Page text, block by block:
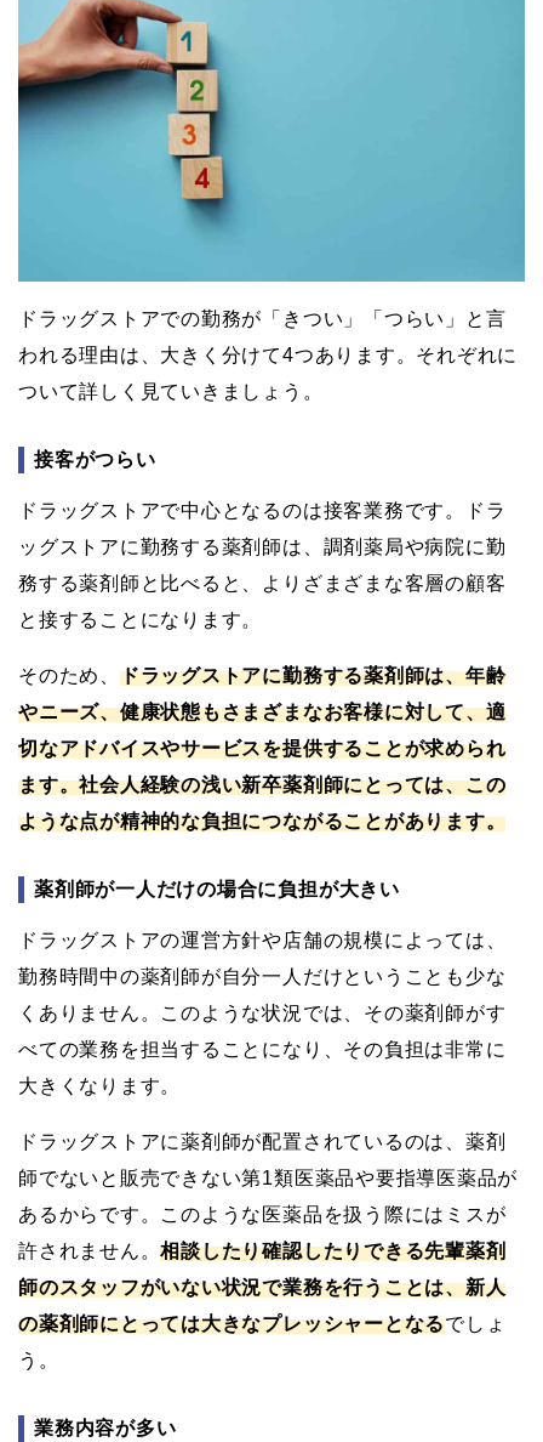
ドラッグストアでの勤務が「きつい」「つらい」と言
われる理由は、大きく分けて4つあります。それぞれに
ついて詳しく見ていきましょう。
接客がつらい
ドラッグストアで中心となるのは接客業務です。ドラ
ッグストアに勤務する薬剤師は、調剤薬局や病院に勤
務する薬剤師と比べると、よりざまざまな客層の顧客
と接することになります。
そのため、 ドラッグストアに勤務する薬剤師は、年齢
やニーズ、健康状態もさまざまなお客様に対して、適
切なアドバイスやサービスを提供することが求められ
ます。社会人経験の浅い新卒薬剤師にとっては、この
ような点が精神的な負担につながることがあります。
薬剤師が一人だけの場合に負担が大きい
ドラッグストアの運営方針や店舗の規模によっては、
勤務時間中の薬剤師が自分一人だけということも少な
くありません。このような状況では、その薬剤師がす
べての業務を担当することになり、その負担は非常に
大きくなります。
ドラッグストアに薬剤師が配置されているのは、薬剤
師でないと販売できない第1類医薬品や要指導医薬品が
あるからです。このような医薬品を扱う際にはミスが
許されません。相談したり確認したりできる先輩薬剤
師のスタッフがいない状況で業務を行うことは、新人
の薬剤師にとっては大きなプレッシャーとなるでしょ
う。
業務内容が多い